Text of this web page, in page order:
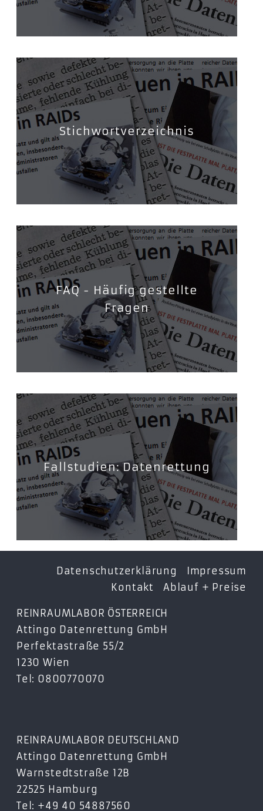
Stichwortverzeichnis
FAQ - Häufig gestellte
Fragen
Fallstudien: Datenrettung
Datenschutzerklärung
Impressum
Kontakt
Ablauf + Preise
REINRAUMLABOR ÖSTERREICH
Attingo Datenrettung GmbH
Perfektastraße 55/2
1230 Wien
Tel: 0800770070
REINRAUMLABOR DEUTSCHLAND
Attingo Datenrettung GmbH
Warnstedtstraße 12B
22525 Hamburg
Tel: +49 40 54887560